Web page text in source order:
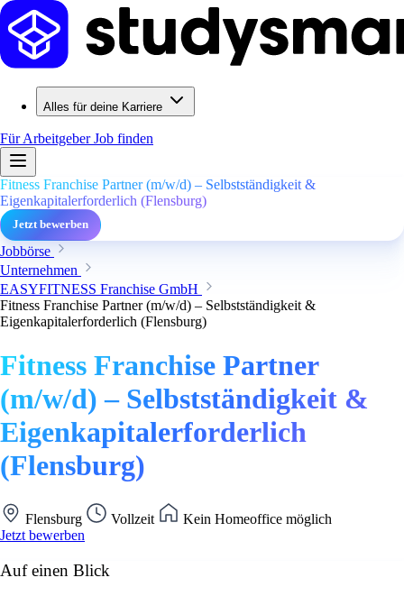
Alles für deine Karriere
Für ArbeitgeberJob finden
Fitness Franchise Partner (m/w/d) – Selbstständigkeit &
Eigenkapitalerforderlich (Flensburg)
Jetzt bewerben
Jobbörse
Unternehmen
EASYFITNESS Franchise GmbH
Fitness Franchise Partner (m/w/d) – Selbstständigkeit &
Eigenkapitalerforderlich (Flensburg)
Fitness Franchise Partner
(m/w/d) – Selbstständigkeit &
Eigenkapitalerforderlich
(Flensburg)
Flensburg Vollzeit
Kein Homeoffice möglich
Jetzt bewerben
Auf einen Blick